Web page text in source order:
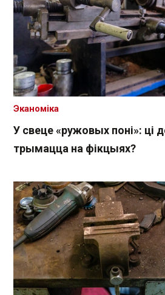
У свеце «ружовых поні»: ці
трымацца на фікцыях?
Эканоміка